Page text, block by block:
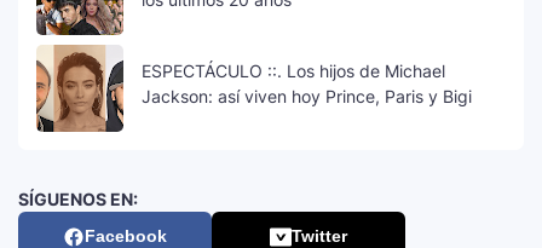
ESPECTÁCULO ::. Los hijos de Michael
Jackson: así viven hoy Prince, Paris y Bigi
SÍGUENOS EN:
Facebook Twitter